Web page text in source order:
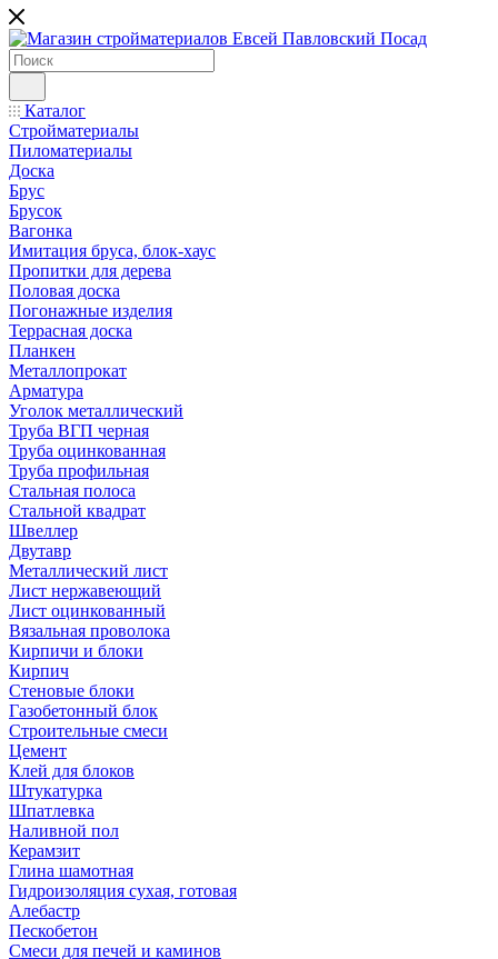
Каталог
Стройматериалы
Пиломатериалы
Доска
Брус
Брусок
Вагонка
Имитация бруса, блок-хаус
Пропитки для дерева
Половая доска
Погонажные изделия
Террасная доска
Планкен
Металлопрокат
Арматура
Уголок металлический
Труба ВГП черная
Труба оцинкованная
Труба профильная
Стальная полоса
Стальной квадрат
Швеллер
Двутавр
Металлический лист
Лист нержавеющий
Лист оцинкованный
Вязальная проволока
Кирпичи и блоки
Кирпич
Стеновые блоки
Газобетонный блок
Строительные смеси
Цемент
Клей для блоков
Штукатурка
Шпатлевка
Наливной пол
Керамзит
Глина шамотная
Гидроизоляция сухая, готовая
Алебастр
Пескобетон
Смеси для печей и каминов